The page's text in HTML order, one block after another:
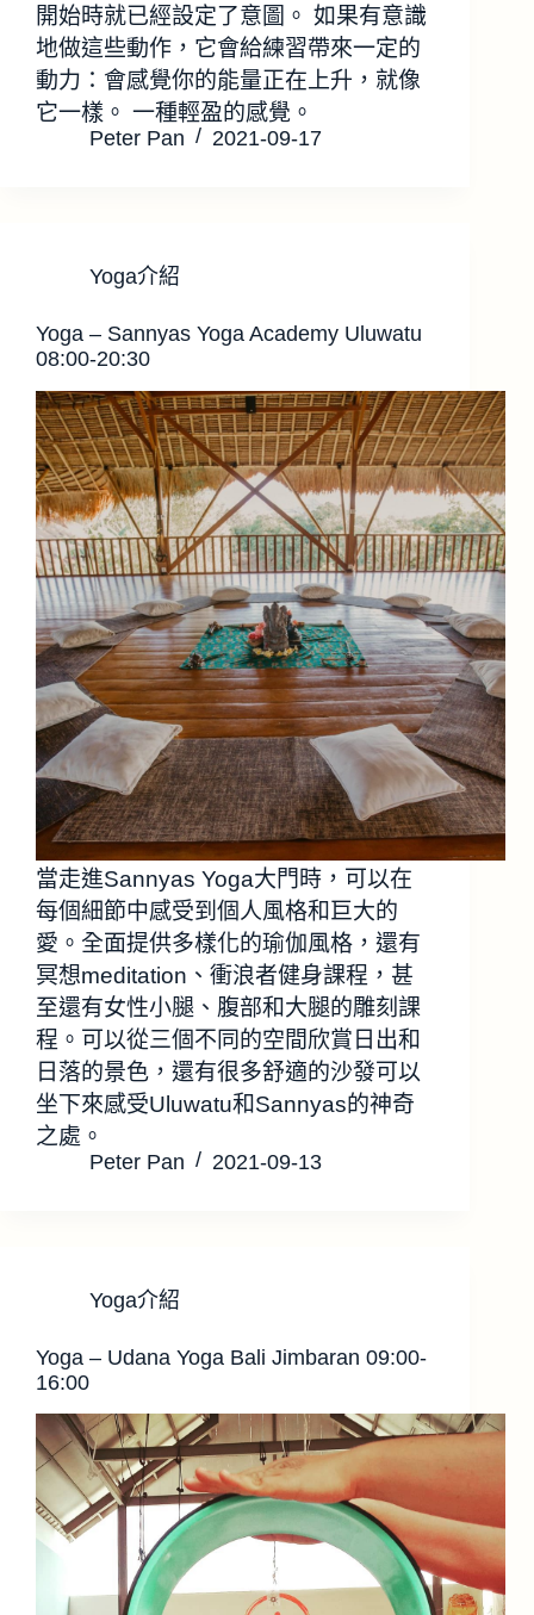
開始時就已經設定了意圖。 如果有意識
地做這些動作，它會給練習帶來一定的
動力：會感覺你的能量正在上升，就像
它一樣。 一種輕盈的感覺。
Peter Pan 2021-09-17
Yoga介紹
Yoga – Sannyas Yoga Academy Uluwatu
08:00-20:30
當走進Sannyas Yoga大門時，可以在
每個細節中感受到個人風格和巨大的
愛。全面提供多樣化的瑜伽風格，還有
冥想meditation、衝浪者健身課程，甚
至還有女性小腿、腹部和大腿的雕刻課
程。可以從三個不同的空間欣賞日出和
日落的景色，還有很多舒適的沙發可以
坐下來感受Uluwatu和Sannyas的神奇
之處。
Peter Pan 2021-09-13
Yoga介紹
Yoga – Udana Yoga Bali Jimbaran 09:00-
16:00